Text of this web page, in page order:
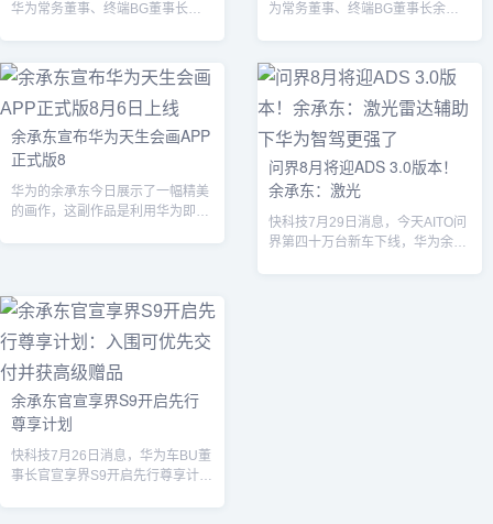
华为常务董事、终端BG董事长余
月的时间内，鸿蒙智行全系车型累
计交付已经超过80万辆，再次刷新
行业速度，在新能源汽车成交均价
上持续霸榜；问界M9累计交付量
突破20万辆，连续16个月稳居中国
汽车市场50万以上价位段销量冠
军，中国市场每10辆50万元以上的
新能源汽车，就有7辆是问界M9；
为常务董事、终端BG董事长余承
示奋斗者虽可见变老，却始终坚守
在奋斗的路上。余承东在文中写
道：“昨天我入职华为32周年，收
到Marketing小伙伴用AI制作的一
段视频祝福，还附加了一段话：‘眼
中有光，心中有火！以少年意气入
世，携家国情怀出征！三十二年，
余总，我们爱您！32周...
余承东宣布华为天生会画APP
正式版8
华为的余承东今日展示了一幅精美
的画作，这副作品是利用华为即将
问界8月将迎ADS 3.0版本！
余承东：激光
快科技7月29日消息，今天AITO问
界第四十万台新车下线，华为余承
余承东官宣享界S9开启先行
尊享计划
快科技7月26日消息，华为车BU董
事长官宣享界S9开启先行尊享计